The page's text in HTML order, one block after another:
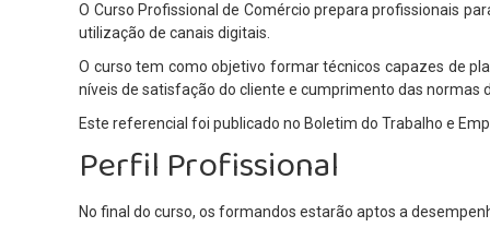
O Curso Profissional de Comércio prepara profissionais
utilização de canais digitais.
O curso tem como objetivo formar técnicos capazes de
níveis de satisfação do cliente e cumprimento das normas
Este referencial foi publicado no Boletim do Trabalho e
Perfil Profissional
No final do curso, os formandos estarão aptos a